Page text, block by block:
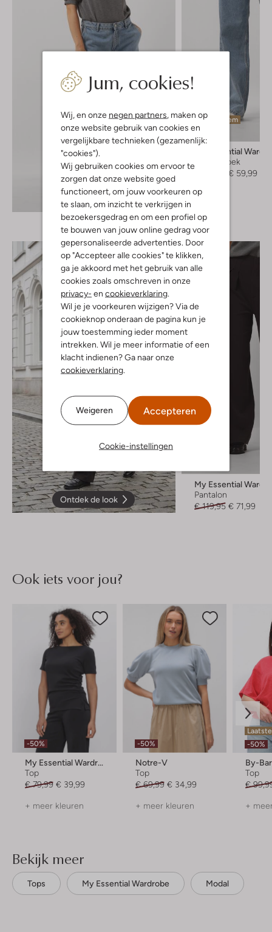
Jum, cookies!
Wij, en onze negen partners , maken op
onze website gebruik van cookies en
vergelijkbare technieken (gezamenlijk:
"cookies").
Wij gebruiken cookies om ervoor te
zorgen dat onze website goed
functioneert, om jouw voorkeuren op
te slaan, om inzicht te verkrijgen in
bezoekersgedrag en om een profiel op
te bouwen van jouw online gedrag voor
gepersonaliseerde advertenties. Door
op "Accepteer alle cookies" te klikken,
ga je akkoord met het gebruik van alle
cookies zoals omschreven in onze
privacy- en cookieverklaring
Wil je je voorkeuren wijzigen? Via de
cookieknop onderaan de pagina kun je
jouw toestemming ieder moment
intrekken. Wil je meer informatie of een
klacht indienen? Ga naar onze
cookieverklaring
Weigeren Accepteren
Cookie-instellingen
Ontdek de look
Laatste item
-50%
My Essential
Wijde broek
€ 59,99
Ontdek de look
My Essential
Pantalon
€ 119,95 € 71,99
Ook iets voor jou?
-50%
My Essential Wardrobe
Top
€ 79,99 € 39,99
+ meer kleuren
-50%
Notre-V
Top
€ 69,99 € 34,99
+ meer kleuren
-50%
By-Bar
Top
€
+
Bekijk meer
Tops My Essential Wardrobe Modal